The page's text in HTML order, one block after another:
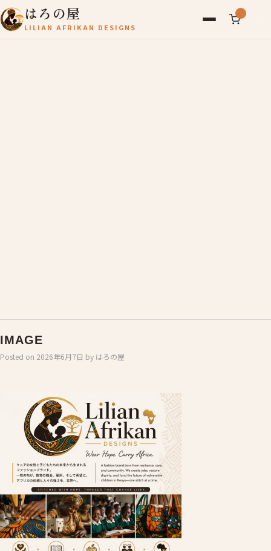
はろの屋
LILIAN AFRIKAN DESIGNS
IMAGE
Posted on 2026年6月7日 by はろの屋